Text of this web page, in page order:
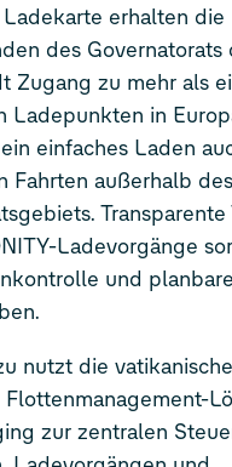
erhalten die
des Governatorats
Zugang zu mehr als
Ladepunkten in
einfaches Laden
Fahrten außerhalb des
Transparente
Ladevorgänge
und planbare
nutzt die
zur zentralen